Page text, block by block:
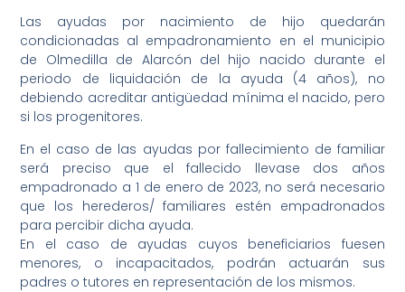
Las ayudas por nacimiento de hijo quedarán
condicionadas al empadronamiento en el municipio
de Olmedilla de Alarcón del hijo nacido durante el
periodo de liquidación de la ayuda (4 años), no
debiendo acreditar antigüedad mínima el nacido, pero
si los progenitores.
En el caso de las ayudas por fallecimiento de familiar
será preciso que el fallecido llevase dos años
empadronado a 1 de enero de 2023, no será necesario
que los herederos/ familiares estén empadronados
para percibir dicha ayuda.
En el caso de ayudas cuyos beneficiarios fuesen
menores, o incapacitados, podrán actuarán sus
padres o tutores en representación de los mismos.